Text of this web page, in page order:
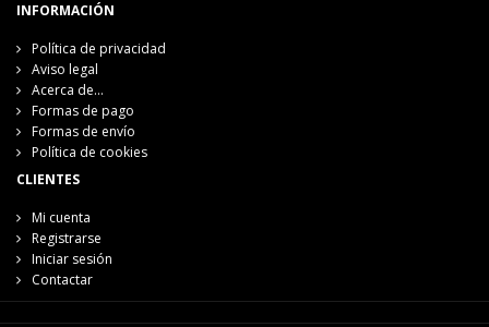
INFORMACIÓN
Política de privacidad
Aviso legal
Acerca de...
Formas de pago
Formas de envío
Política de cookies
CLIENTES
Mi cuenta
Registrarse
Iniciar sesión
Contactar